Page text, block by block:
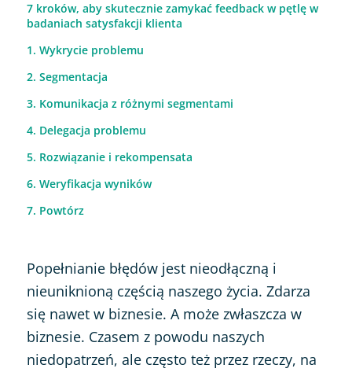
7 kroków, aby skutecznie zamykać feedback w pętlę w
badaniach satysfakcji klienta
1. Wykrycie problemu
2. Segmentacja
3. Komunikacja z różnymi segmentami
4. Delegacja problemu
5. Rozwiązanie i rekompensata
6. Weryfikacja wyników
7. Powtórz
Popełnianie błędów jest nieodłączną i
nieuniknioną częścią naszego życia. Zdarza
się nawet w biznesie. A może zwłaszcza w
biznesie. Czasem z powodu naszych
niedopatrzeń, ale często też przez rzeczy, na